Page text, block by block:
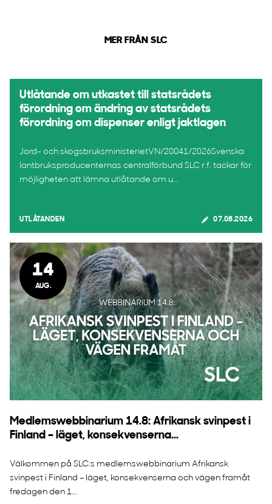
MER FRÅN SLC
Utlåtande om utkastet till statsrådets
förordning om ändring av statsrådets
förordning om dispenser enligt jaktlagen
Jord- och skogsbruksministerietVN/20041/2026Svenska
lantbruksproducenternas centralförbund SLC r.f. tackar för
möjligheten att lämna utlåtande om u...
UTLÅTANDEN 07.08.2026
14
AUG.
Medlemswebbinarium 14.8: Afrikansk svinpest i
Finland – läget, konsekvenserna...
Välkommen på SLC:s medlemswebbinarium Afrikansk
svinpest i Finland – läget, konsekvenserna och vägen framåt
fredagen den 1...